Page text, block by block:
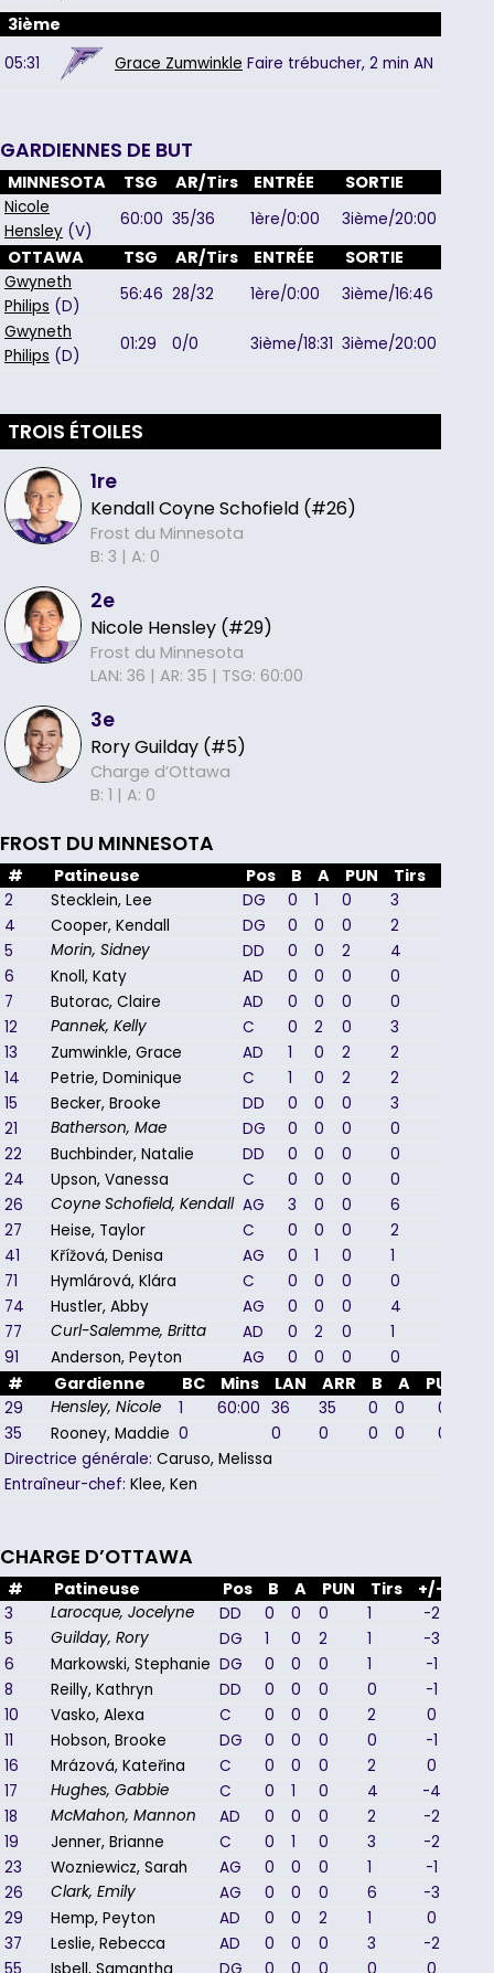
3ième
05:31 Grace Zumwinkle Faire trébucher, 2 min AN
GARDIENNES DE BUT
MINNESOTA TSG AR/Tirs ENTRÉE SORTIE
Nicole
Hensley (V)
60:00 35/36 1ère/0:00 3ième/20:00
OTTAWA TSG AR/Tirs ENTRÉE SORTIE
Gwyneth
Philips (D)
56:46 28/32 1ère/0:00
3ième/16:46
Gwyneth
Philips (D)
01:29 0/0 3ième/18:31 3ième/20:00
TROIS ÉTOILES
1re
Kendall Coyne Schofield (#26)
Frost du Minnesota
B: 3 | A: 0
2e
Nicole Hensley (#29)
Frost du Minnesota
LAN: 36 | AR: 35 | TSG: 60:00
3e
Rory Guilday (#5)
Charge d’Ottawa
B: 1 | A: 0
FROST DU MINNESOTA
# Patineuse Pos B A PUN Tirs
2 Stecklein, Lee DG 0 1 0 3
4
Cooper, Kendall DG 0 0 0 2
5
Morin, Sidney DD 0 0 2 4
6
Knoll, Katy AD 0 0 0 0
7
Butorac, Claire AD 0 0 0 0
12
Pannek, Kelly C 0 2 0 3
13
Zumwinkle, Grace AD 1 0 2 2
14
Petrie, Dominique C 1 0 2 2
15
Becker, Brooke DD 0 0 0 3
21
Batherson, Mae DG 0 0 0 0
22
Buchbinder, Natalie DD 0 0 0 0
24
Upson, Vanessa C 0 0 0 0
26
Coyne Schofield, Kendall AG 3 0 0 6
27
Heise, Taylor C 0 0 0 2
41
Křížová, Denisa AG 0 1 0 1
71
Hymlárová, Klára C 0 0 0 0
74
Hustler, Abby AG 0 0 0 4
77
Curl-Salemme, Britta AD 0 2 0 1
91
Anderson, Peyton AG 0 0 0 0
# Gardienne BC Mins LAN ARR B A PUN
29 Hensley, Nicole 1 60:00 36 35 0 0
0
35
Rooney, Maddie 0 0 0 0 0
0
Directrice générale: Caruso, Melissa
Entraîneur-chef: Klee, Ken
CHARGE D’OTTAWA
# Patineuse Pos B A PUN Tirs +/-
3 Larocque, Jocelyne DD 0 0 0 1
-2
5
Guilday, Rory DG 1 0 2 1
-3
6
Markowski, Stephanie DG 0 0 0 1
-1
8
Reilly, Kathryn DD 0 0 0 0
-1
10
Vasko, Alexa C 0 0 0 2
0
11
Hobson, Brooke DG 0 0 0 0
-1
16
Mrázová, Kateřina C 0 0 0 2
0
17
Hughes, Gabbie C 0 1 0 4
-4
18
McMahon, Mannon AD 0 0 0 2
-2
19
Jenner, Brianne C 0 1 0 3
-2
23
Wozniewicz, Sarah AG 0 0 0 1
-1
26
Clark, Emily AG 0 0 0 6
-3
29
Hemp, Peyton AD 0 0 2 1
0
37
Leslie, Rebecca AD 0 0 0 3
-2